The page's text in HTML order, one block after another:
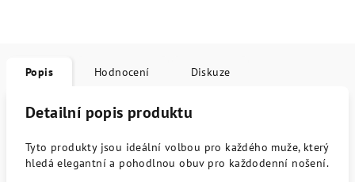
Popis Hodnocení Diskuze
Detailní popis produktu
Tyto produkty jsou ideální volbou pro každého muže, který
hledá elegantní a pohodlnou obuv pro každodenní nošení.